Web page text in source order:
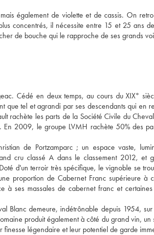
également de violette et de cassis. On
concentrés, il nécessite entre 15 et 25 ans
de bouche qui le rapproche de ses grands
Cédé en deux temps, au cours du XIX°
que tel et agrandi par ses descendants qui en
rachète les parts de la Société Civile du
En 2009, le groupe LVMH rachète 50% des
de Portzamparc ; un espace vaste,
cru classé A dans le classement 2012, et
d'un terroir très spécifique, le vignoble se
proportion de Cabernet Franc supérieure à
à ses massales de cabernet franc et
Blanc demeure, indétrônable depuis 1954,
produit également à côté du grand vin, un
finesse légendaire et leur potentiel de garde